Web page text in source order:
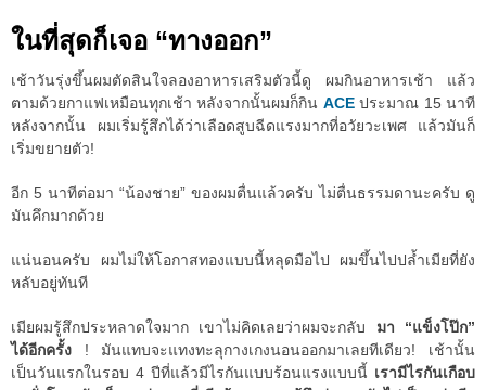
ในที่สุดก็เจอ “ทางออก”
เช้าวันรุ่งขึ้นผมตัดสินใจลองอาหารเสริมตัวนี้ดู ผมกินอาหารเช้า แล้ว
ตามด้วยกาแฟเหมือนทุกเช้า หลังจากนั้นผมก็กิน ACEประมาณ 15 นาที
หลังจากนั้น ผมเริ่มรู้สึกได้ว่าเลือดสูบฉีดแรงมากที่อวัยวะเพศ แล้วมันก็
เริ่มขยายตัว!
อีก 5 นาทีต่อมา “น้องชาย” ของผมตื่นแล้วครับ ไม่ตื่นธรรมดานะครับ ดู
มันคึกมากด้วย
แน่นอนครับ ผมไม่ให้โอกาสทองแบบนี้หลุดมือไป ผมขึ้นไปปล้ำเมียที่ยัง
หลับอยู่ทันที
เมียผมรู้สึกประหลาดใจมาก เขาไม่คิดเลยว่าผมจะกลับ มา “แข็งโป๊ก”
ได้อีกครั้ง ! มันแทบจะแทงทะลุกางเกงนอนออกมาเลยทีเดียว! เช้านั้น
เป็นวันแรกในรอบ 4 ปีที่แล้วมีไรกันแบบร้อนแรงแบบนี้ เรามีไรกันเกือบ